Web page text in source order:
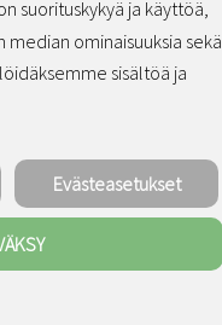
suorituskykyä ja käyttöä,
ominaisuuksia sekä
sisältöä ja
Evästeasetukset